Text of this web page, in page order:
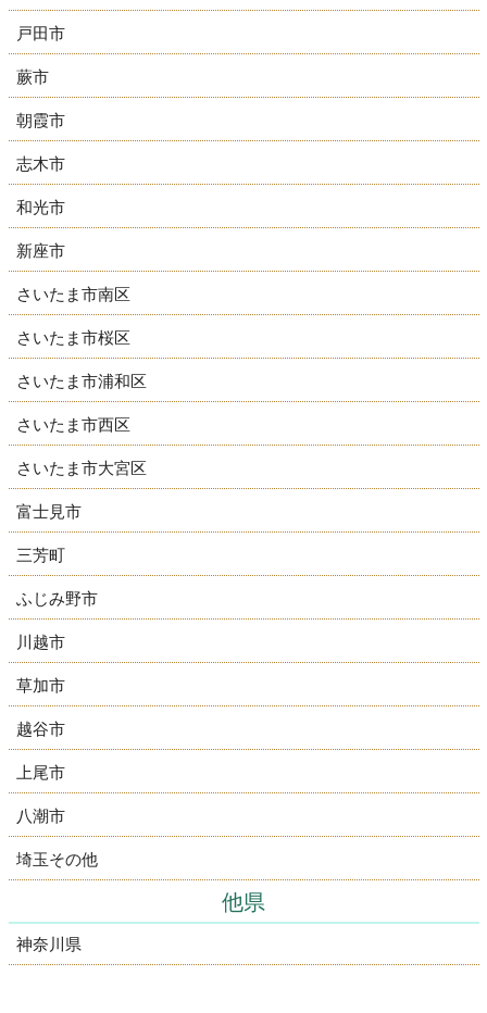
戸田市
蕨市
朝霞市
志木市
和光市
新座市
さいたま市南区
さいたま市桜区
さいたま市浦和区
さいたま市西区
さいたま市大宮区
富士見市
三芳町
ふじみ野市
川越市
草加市
越谷市
上尾市
八潮市
埼玉その他
他県
神奈川県